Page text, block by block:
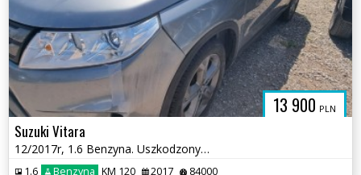
13 900 PLN
Suzuki Vitara
12/2017r, 1.6 Benzyna. Uszkodzony prawy przód .
1.6 Benzyna KM 120 2017 84000